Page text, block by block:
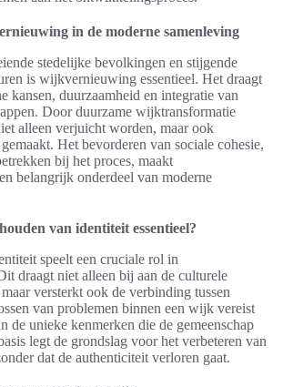
in de moderne samenleving
stedelijke bevolkingen en stijgende
is wijkvernieuwing essentieel. Het draagt
kansen, duurzaamheid en integratie van
Door duurzame wijktransformatie
alleen verjuicht worden, maar ook
Het bevorderen van sociale cohesie,
bij het proces, maakt
belangrijk onderdeel van moderne
van identiteit essentieel?
speelt een cruciale rol in
draagt niet alleen bij aan de culturele
versterkt ook de verbinding tussen
van problemen binnen een wijk vereist
de unieke kenmerken die de gemeenschap
legt de grondslag voor het verbeteren van
dat de authenticiteit verloren gaat.